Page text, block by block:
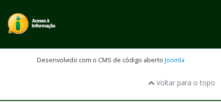
Desenvolvido com o CMS de código aberto Joomla
Voltar para o topo